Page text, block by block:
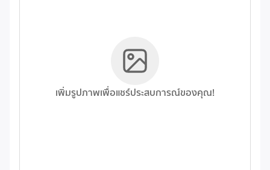
เพิ่มรูปภาพเพื่อแชร์ประสบการณ์ของคุณ!